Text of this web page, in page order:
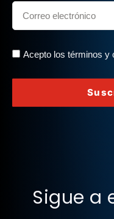
Acepto los términos y
Sigue a